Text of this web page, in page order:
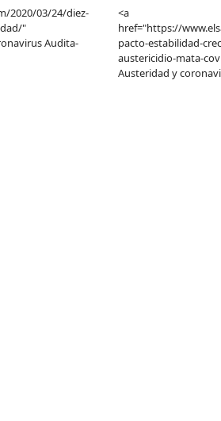
2020/03/24/diez-
"
Audita-
<a
href="https://
pacto-estabilidad-
austericidio-mata-
Austeridad y